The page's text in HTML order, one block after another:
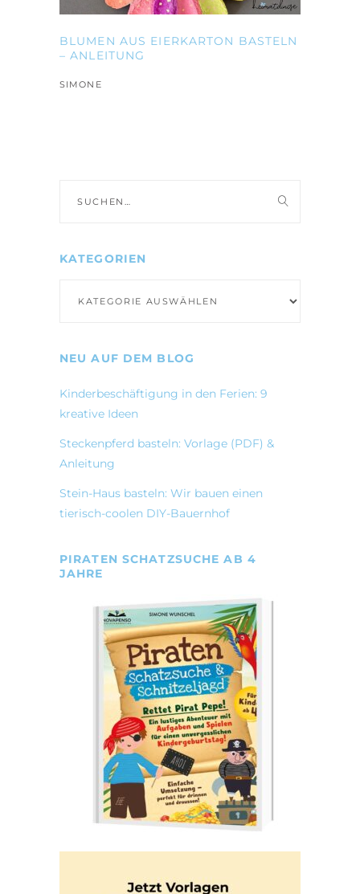
BLUMEN AUS EIERKARTON BASTELN
– ANLEITUNG
SIMONE
nach:
KATEGORIEN
NEU AUF DEM BLOG
Kinderbeschäftigung in den Ferien: 9
kreative Ideen
Steckenpferd basteln: Vorlage (PDF) &
Anleitung
Stein-Haus basteln: Wir bauen einen
tierisch-coolen DIY-Bauernhof
PIRATEN SCHATZSUCHE AB 4
JAHRE